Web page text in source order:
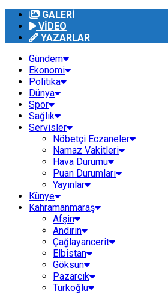
GALERİ
VİDEO
YAZARLAR
Gündem
Ekonomi
Politika
Dünya
Spor
Sağlık
Servisler
Nöbetçi Eczaneler
Namaz Vakitleri
Hava Durumu
Puan Durumları
Yayınlar
Künye
Kahramanmaraş
Afşin
Andırın
Çağlayancerit
Elbistan
Göksun
Pazarcık
Türkoğlu